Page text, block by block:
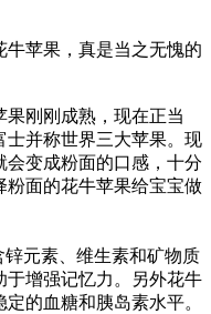
苹果，真是当之无愧的
果刚刚成熟，现在正当
士并称世界三大苹果。现
变成粉面的口感，十分
粉面的花牛苹果给宝宝做
元素、维生素和矿物质
于增强记忆力。另外花牛
的血糖和胰岛素水平。